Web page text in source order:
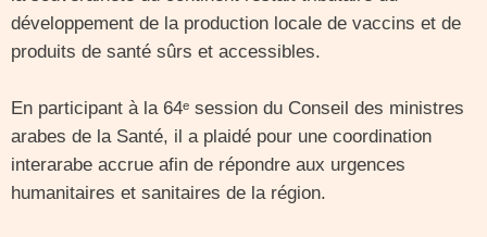
développement de la production locale de vaccins et de
produits de santé sûrs et accessibles.
En participant à la 64ᵉ session du Conseil des ministres
arabes de la Santé, il a plaidé pour une coordination
interarabe accrue afin de répondre aux urgences
humanitaires et sanitaires de la région.